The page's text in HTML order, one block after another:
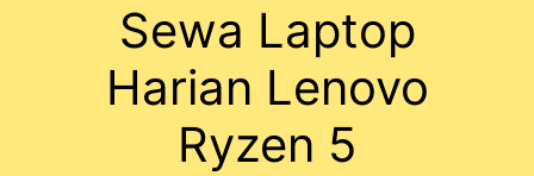
Sewa Laptop
Harian Lenovo
Ryzen 5